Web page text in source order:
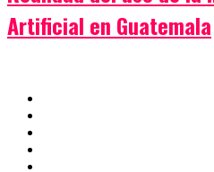
Artificial en Guatemala